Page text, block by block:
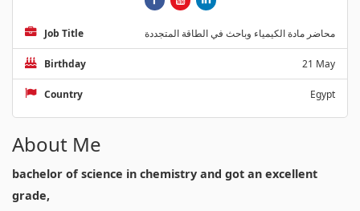
Job Title محاضر مادة الكيمياء وباحث في الطاقة المتجددة
Birthday 21 May
Country Egypt
About Me
bachelor of science in chemistry and got an excellent
grade,